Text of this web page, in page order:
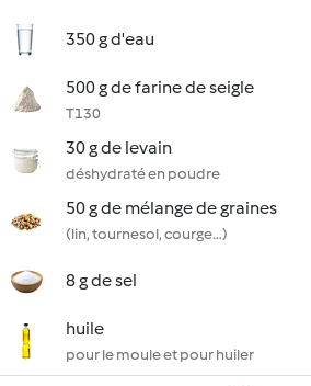
350 g d'eau
500 g de farine de seigle
T130
30 g de levain
déshydraté en poudre
50 g de mélange de graines
(lin, tournesol, courge…)
8 g de sel
huile
pour le moule et pour huiler